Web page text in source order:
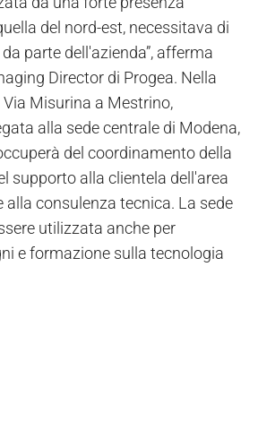
del nord-est, necessitava di
parte dell'azienda”, afferma
Director di Progea. Nella
Misurina a Mestrino,
alla sede centrale di Modena,
del coordinamento della
supporto alla clientela dell'area
alla consulenza tecnica. La sede
utilizzata anche per
e formazione sulla tecnologia